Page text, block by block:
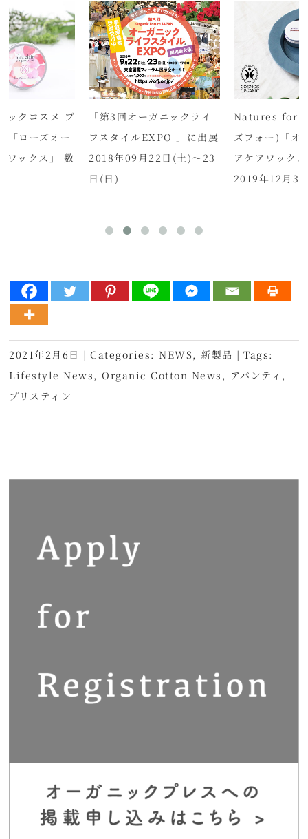
ックコスメ ブ
「ローズオー
ワックス」 数
「第3回オーガニックライ
フスタイルEXPO 」に出展
2018年09月22日(土)～23
日(日)
Natures for (
ズフォー)「オ
アケアワック
2019年12月3
2021年2月6日 | Categories:NEWS,新製品 | Tags:
Lifestyle News,Organic Cotton News , アバンティ ,
プリスティン